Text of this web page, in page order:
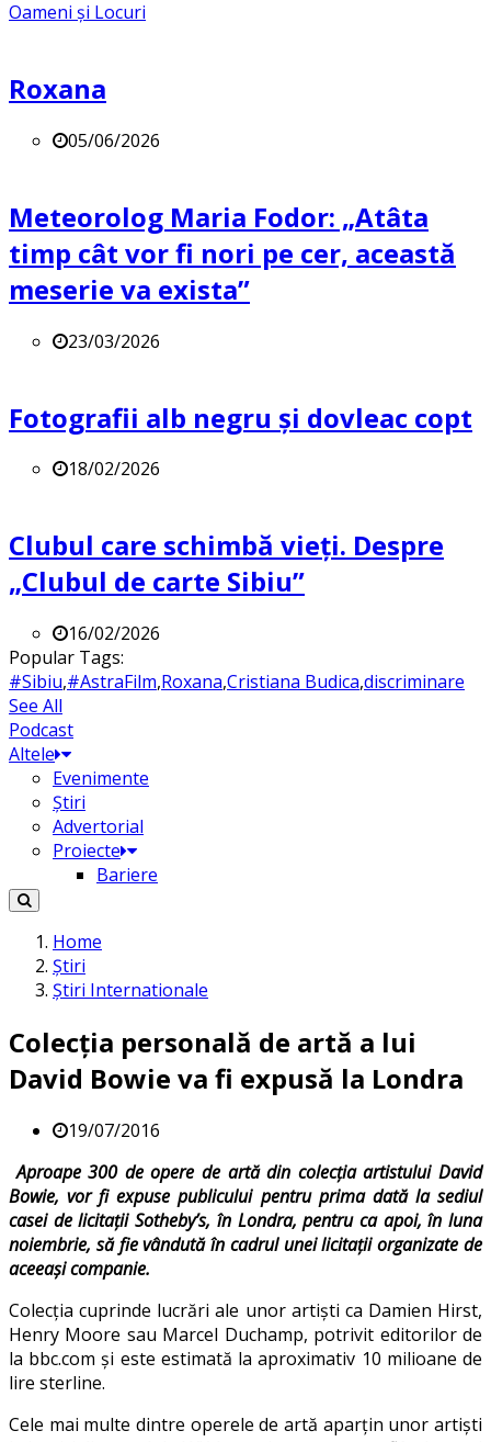
Oameni și Locuri
Roxana
05/06/2026
Meteorolog Maria Fodor: „Atâta
timp cât vor fi nori pe cer, această
meserie va exista”
23/03/2026
Fotografii alb negru și dovleac copt
18/02/2026
Clubul care schimbă vieți. Despre
„Clubul de carte Sibiu”
16/02/2026
Popular Tags:
#Sibiu,#AstraFilm,Roxana,Cristiana Budica,discriminare
See All
Podcast
Altele
Evenimente
Știri
Advertorial
Proiecte
Bariere
Home
Știri
Știri Internationale
Colecția personală de artă a lui
David Bowie va fi expusă la Londra
19/07/2016
Aproape 300 de opere de artă din colecția artistului David
Bowie, vor fi expuse publicului pentru prima dată la sediul
casei de licitații Sotheby’s, în Londra, pentru ca apoi, în luna
noiembrie, să fie vândută în cadrul unei licitații organizate de
aceeași companie.
Colecția cuprinde lucrări ale unor artiști ca Damien Hirst,
Henry Moore sau Marcel Duchamp, potrivit editorilor de
la bbc.com și este estimată la aproximativ 10 milioane de
lire sterline.
Cele mai multe dintre operele de artă aparțin unor artiști